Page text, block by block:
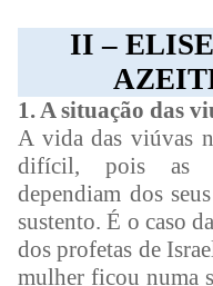
II –
1. A situação das
A vida das viúvas
difícil, pois as
dependiam dos
sustento. É o caso
dos profetas de
mulher ficou numa